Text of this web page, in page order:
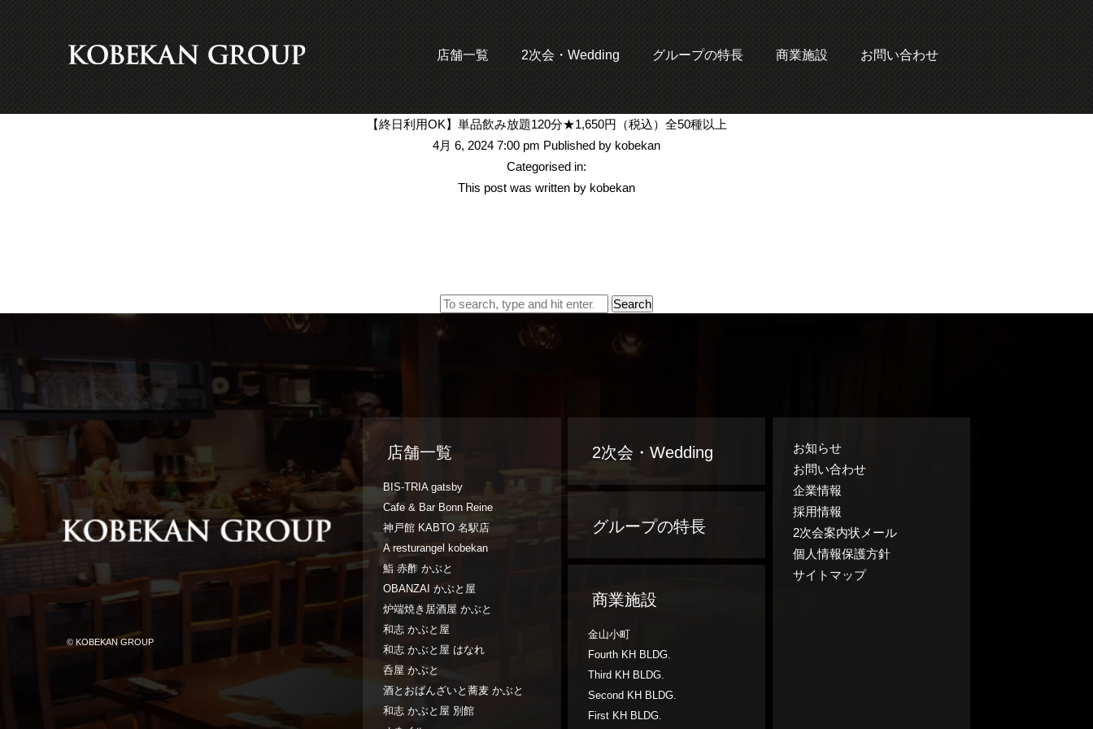
店舗一覧 2次会・Wedding グループの特長 商業施設 お問い合わせ
【終日利用OK】単品飲み放題120分★1,650円（税込）全50種以上
4月 6, 2024 7:00 pm Published by kobekan
Categorised in:
This post was written by kobekan
Search
© KOBEKAN GROUP
店舗一覧
BIS-TRIA gatsby
Cafe & Bar Bonn Reine
神戸館 KABTO 名駅店
A resturangel kobekan
鮨 赤酢 かぶと
OBANZAI かぶと屋
炉端焼き居酒屋 かぶと
和志 かぶと屋
和志 かぶと屋 はなれ
呑屋 かぶと
酒とおばんざいと蕎麦 かぶと
和志 かぶと屋 別館
2次会・Wedding
グループの特長
商業施設
金山小町
Fourth KH BLDG.
Third KH BLDG.
Second KH BLDG.
First KH BLDG.
お知らせ
お問い合わせ
企業情報
採用情報
2次会案内状メール
個人情報保護方針
サイトマップ